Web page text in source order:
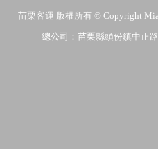
苗栗客運 版權所有 © Copyright
總公司：苗栗縣頭份鎮中正